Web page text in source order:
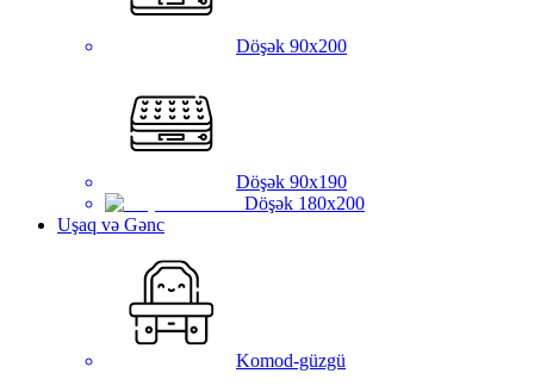
Döşək 90x200
Döşək 90x190
Döşək 180x200
Uşaq və Gənc
Komod-güzgü